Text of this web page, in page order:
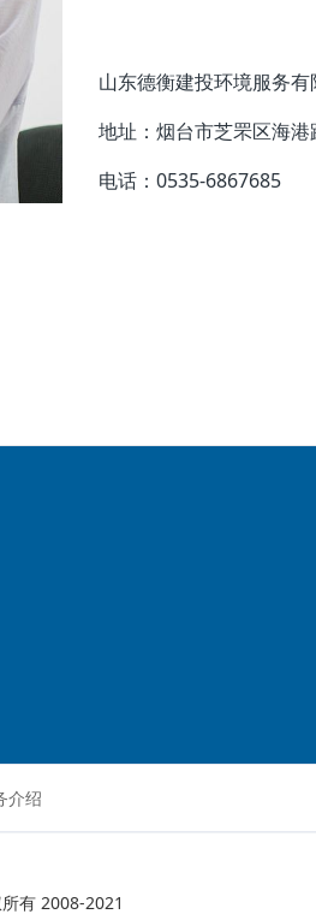
山东德衡建投环境服务有
地址：烟台市芝罘区海港
电话：0535-6867685
介绍
有 2008-2021